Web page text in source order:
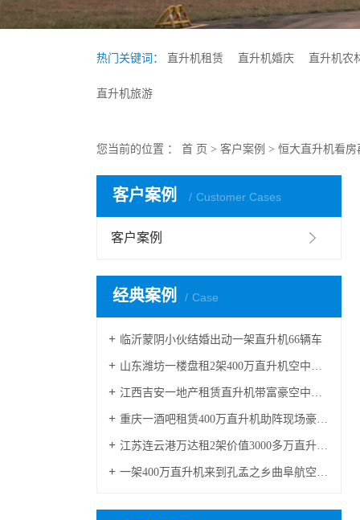
热门关键词： 直升机租赁 直升机婚庆 直升机农
直升机旅游
您当前的位置 ： 首 页 > 客户案例 > 恒大直升机看房
客户案例 Customer Cases
客户案例
经典案例 Case
临沂蒙阴小伙结婚出动一架直升机66辆车
山东潍坊一楼盘租2架400万直升机空中看房
江西吉安一地产租赁直升机带富豪空中看别墅
重庆一酒吧租赁400万直升机助阵现场豪车云集
江苏连云港万达租2架价值3000多万直升机看房
一架400万直升机来到孔孟之乡曲阜航空科普